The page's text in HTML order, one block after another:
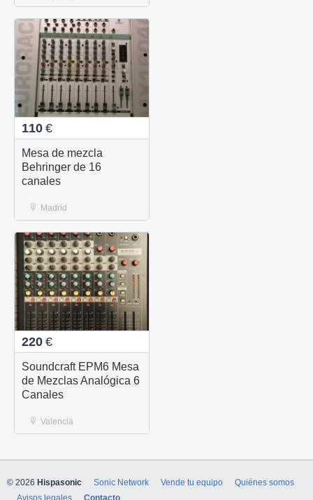
110 €
Mesa de mezcla
Behringer de 16
canales
Madrid
220 €
Soundcraft EPM6 Mesa
de Mezclas Analógica 6
Canales
Valencia
© 2026 Hispasonic Sonic Network Vende tu equipo
Quiénes somos
Avisos legales
Contacto